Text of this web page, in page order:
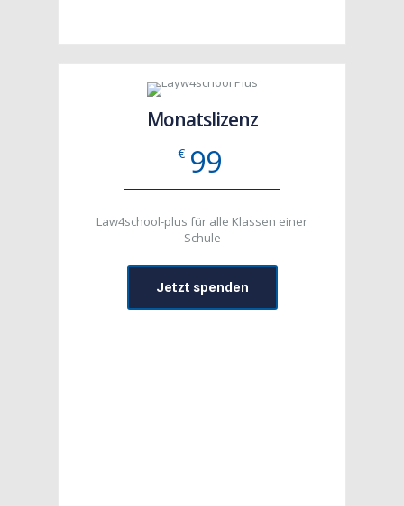
Monatslizenz
€ 99
Law4school-plus für alle Klassen einer
Schule
Jetzt spenden